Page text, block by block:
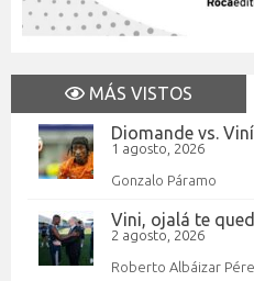
MÁS VISTOS
Diomande vs.
1 agosto, 2026
Gonzalo Páramo
Vini, ojalá te
2 agosto, 2026
Roberto Albáizar